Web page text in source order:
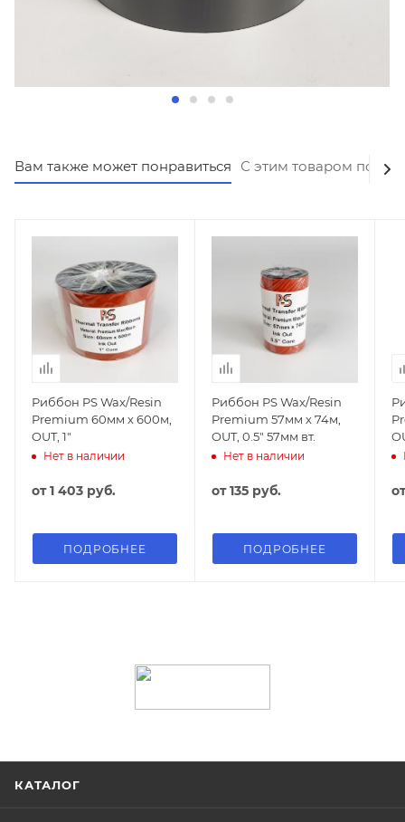
Вам также может понравиться С этим товаром
Риббон PS Wax/Resin
Premium 60мм х 600м,
OUT, 1"
Нет в наличии
от1 403 руб.
ПОДРОБНЕЕ
Риббон PS Wax/Resin
Premium 57мм х 74м,
OUT, 0.5" 57мм вт.
Нет в наличии
от135 руб.
ПОДРОБНЕЕ
КАТАЛОГ